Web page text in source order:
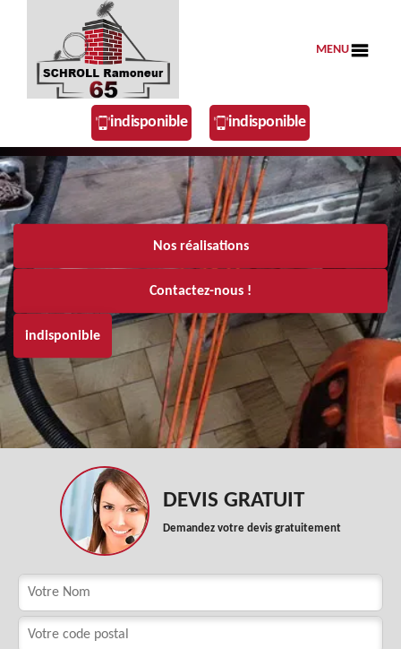
MENU
indisponible indisponible
Nos réalisations
Contactez-nous !
indisponible
DEVIS GRATUIT
Demandez votre devis gratuitement